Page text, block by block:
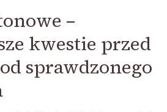
–
kwestie przed
sprawdzonego